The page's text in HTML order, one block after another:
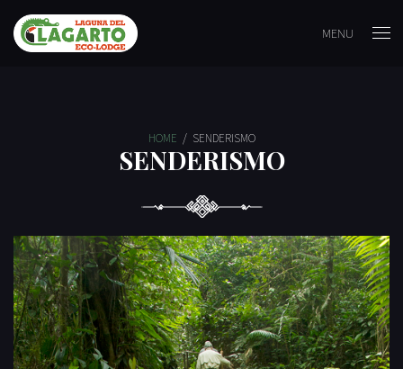
MENU
HOME / SENDERISMO
SENDERISMO